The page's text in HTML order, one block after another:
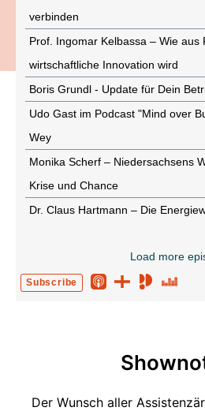
verbinden
Prof. Ingomar Kelbassa – Wie aus
wirtschaftliche Innovation wird
Boris Grundl - Update für Dein
Udo Gast im Podcast "Mind over
Wey
Monika Scherf – Niedersachsens
Krise und Chance
Dr. Claus Hartmann – Die
EuroMinds 2026 – Europas
und Verantwortung
Florian Wey – Fachkräfte finden,
77 Jahre Grundgesetz
Load more
Subscribe
Der Wunsch aller